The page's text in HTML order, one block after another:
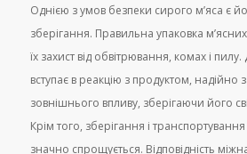
Однією з умов безпеки сирого м’яса є
зберігання. Правильна упаковка
їх захист від обвітрювання, комах і
вступає в реакцію з продуктом, надійно
зовнішнього впливу, зберігаючи його
Крім того, зберігання і транспортування
значно спрощується. Відповідність